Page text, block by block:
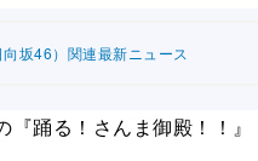
坂46）関連最新ニュース
踊る！さんま御殿！！